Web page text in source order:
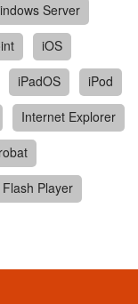
Server
iOS
iPadOS
iPod
Internet Explorer
Flash Player